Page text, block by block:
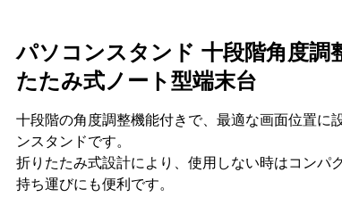
パソコンスタンド 十段階角度調
たたみ式ノート型端末台
十段階の角度調整機能付きで、最適な画面位置に
ンスタンドです。
折りたたみ式設計により、使用しない時はコンパ
持ち運びにも便利です。